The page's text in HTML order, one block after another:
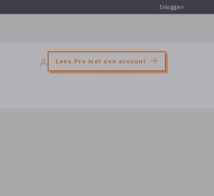
Inloggen
Lees Pro met een account